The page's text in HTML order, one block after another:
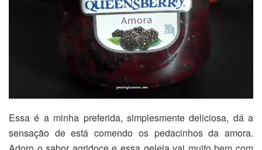
Essa é a minha preferida, simplesmente deliciosa, dá a
sensação de está comendo os pedacinhos da amora.